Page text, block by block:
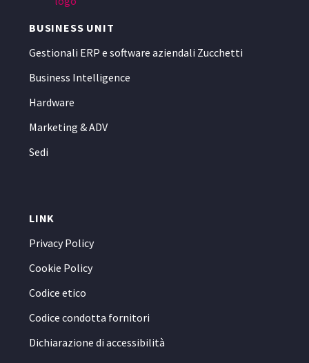
BUSINESS UNIT
Gestionali ERP e software aziendali Zucchetti
Business Intelligence
Hardware
Marketing & ADV
Sedi
LINK
Privacy Policy
Cookie Policy
Codice etico
Codice condotta fornitori
Dichiarazione di accessibilità